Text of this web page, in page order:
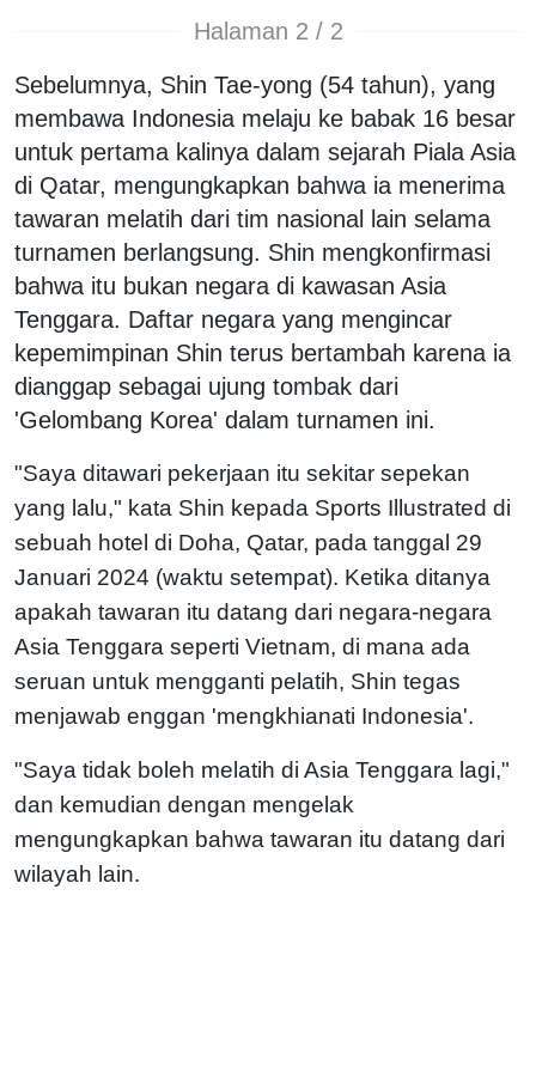
Halaman 2 / 2
Sebelumnya, Shin Tae-yong (54 tahun), yang
membawa Indonesia melaju ke babak 16 besar
untuk pertama kalinya dalam sejarah Piala Asia
di Qatar, mengungkapkan bahwa ia menerima
tawaran melatih dari tim nasional lain selama
turnamen berlangsung. Shin mengkonfirmasi
bahwa itu bukan negara di kawasan Asia
Tenggara. Daftar negara yang mengincar
kepemimpinan Shin terus bertambah karena ia
dianggap sebagai ujung tombak dari
'Gelombang Korea' dalam turnamen ini.
"Saya ditawari pekerjaan itu sekitar sepekan
yang lalu," kata Shin kepada Sports Illustrated di
sebuah hotel di Doha, Qatar, pada tanggal 29
Januari 2024 (waktu setempat). Ketika ditanya
apakah tawaran itu datang dari negara-negara
Asia Tenggara seperti Vietnam, di mana ada
seruan untuk mengganti pelatih, Shin tegas
menjawab enggan 'mengkhianati Indonesia'.
"Saya tidak boleh melatih di Asia Tenggara lagi,"
dan kemudian dengan mengelak
mengungkapkan bahwa tawaran itu datang dari
wilayah lain.